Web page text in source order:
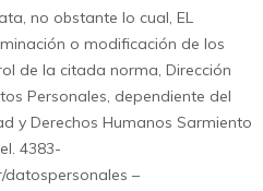
no obstante lo cual, EL
o modificación de los
de la citada norma, Dirección
Personales, dependiente del
y Derechos Humanos Sarmiento
4383-
datospersonales –